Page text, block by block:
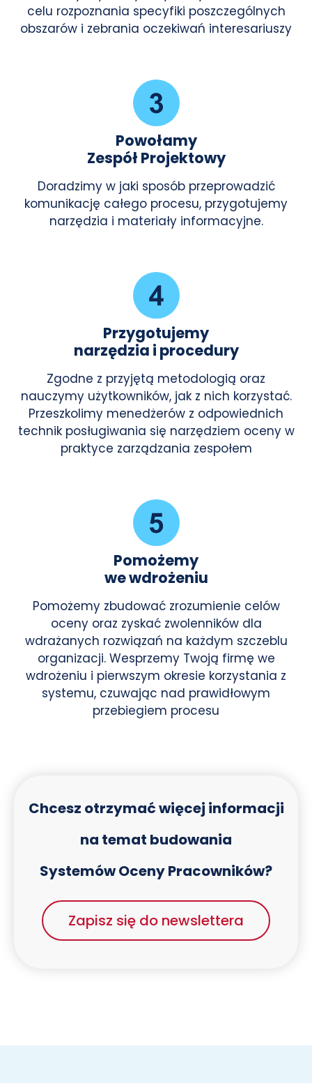
celu rozpoznania specyfiki poszczególnych
obszarów i zebrania oczekiwań interesariuszy
Powołamy
Zespół Projektowy
Doradzimy w jaki sposób przeprowadzić
komunikację całego procesu, przygotujemy
narzędzia i materiały informacyjne.
Przygotujemy
narzędzia i procedury
Zgodne z przyjętą metodologią oraz
nauczymy użytkowników, jak z nich korzystać.
Przeszkolimy menedżerów z odpowiednich
technik posługiwania się narzędziem oceny w
praktyce zarządzania zespołem
Pomożemy
we wdrożeniu
Pomożemy zbudować zrozumienie celów
oceny oraz zyskać zwolenników dla
wdrażanych rozwiązań na każdym szczeblu
organizacji. Wesprzemy Twoją firmę we
wdrożeniu i pierwszym okresie korzystania z
systemu, czuwając nad prawidłowym
przebiegiem procesu
Chcesz otrzymać więcej informacji
na temat budowania
Systemów Oceny Pracowników?
Zapisz się do newslettera